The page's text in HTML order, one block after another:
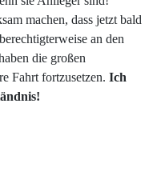
machen, dass jetzt bald
an den
die großen
Fahrt fortzusetzen. Ich